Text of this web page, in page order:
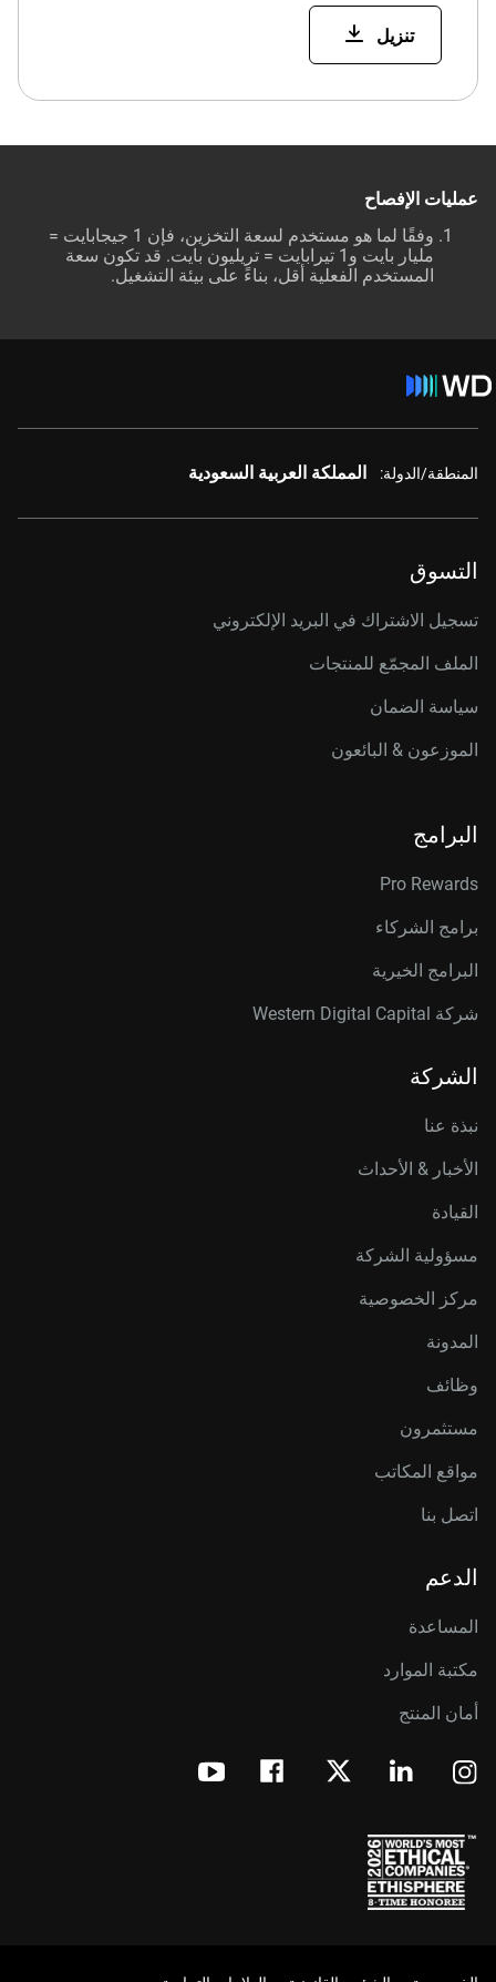
تنزيل
عمليات الإفصاح
وفقًا لما هو مستخدم لسعة التخزين، فإن 1 جيجابايت =
مليار بايت و1 تيرابايت = تريليون بايت. قد تكون سعة
المستخدم الفعلية أقل، بناءً على بيئة التشغيل.
المنطقة/الدولة: المملكة العربية السعودية
التسوق
تسجيل الاشتراك في البريد الإلكتروني
الملف المجمّع للمنتجات
سياسة الضمان
الموزعون & البائعون
البرامج
Pro Rewards
برامج الشركاء
البرامج الخيرية
شركة Western Digital Capital
الشركة
نبذة عنا
الأخبار & الأحداث
القيادة
مسؤولية الشركة
مركز الخصوصية
المدونة
وظائف
مستثمرون
مواقع المكاتب
اتصل بنا
الدعم
المساعدة
مكتبة الموارد
أمان المنتج